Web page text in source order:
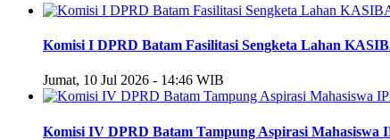
Komisi I DPRD Batam Fasilitasi Sengketa Lahan
Jumat, 10 Jul 2026 - 14:46 WIB
Komisi IV DPRD Batam Tampung Aspirasi Mahasiswa